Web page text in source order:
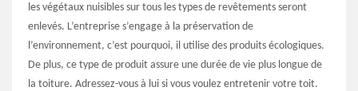
les végétaux nuisibles sur tous les types de revêtements seront
enlevés. L’entreprise s’engage à la préservation de
l’environnement, c’est pourquoi, il utilise des produits écologiques.
De plus, ce type de produit assure une durée de vie plus longue de
la toiture. Adressez-vous à lui si vous voulez entretenir votre toit.